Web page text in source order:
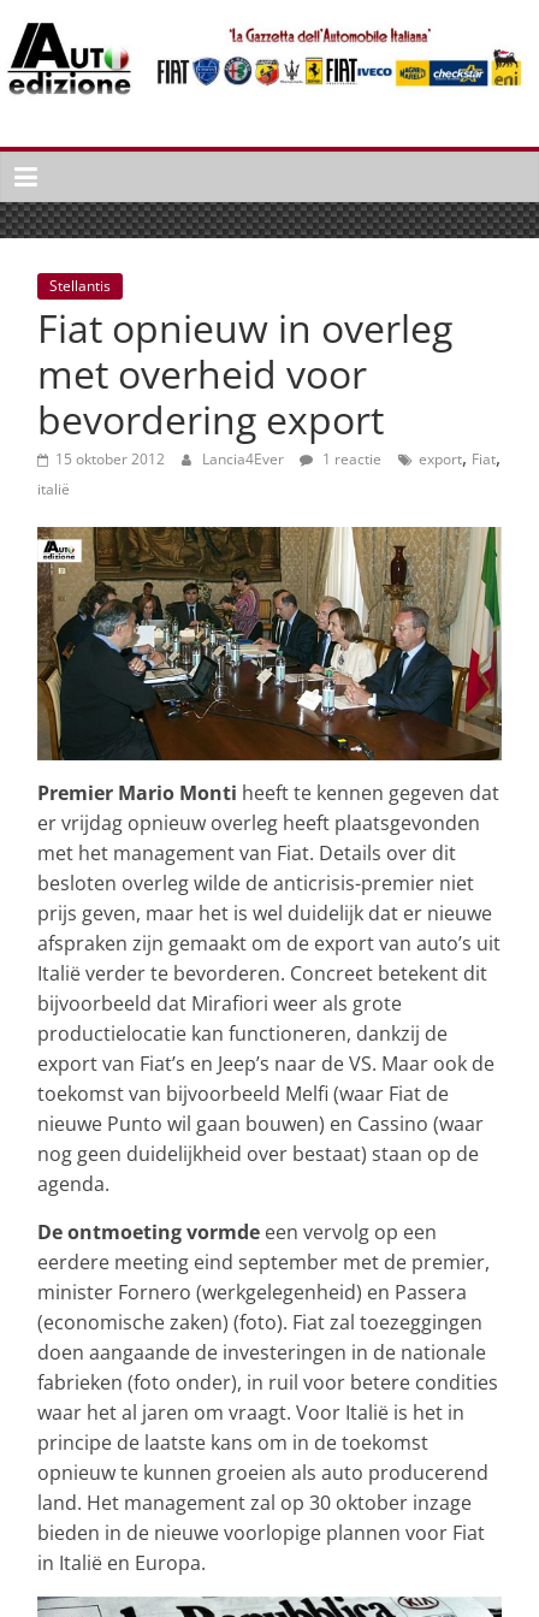
naar
inhoud
Auto
Edizione
La
Gazetta
dell'Automobile
Italiana
autonieuws
lifestyle
Stellantis
Fiat opnieuw in overleg
met overheid voor
bevordering export
15 oktober 2012 Lancia4Ever 1 reactie export, Fiat,
italië
Premier Mario Monti heeft te kennen gegeven dat
er vrijdag opnieuw overleg heeft plaatsgevonden
met het management van Fiat. Details over dit
besloten overleg wilde de anticrisis-premier niet
prijs geven, maar het is wel duidelijk dat er nieuwe
afspraken zijn gemaakt om de export van auto’s uit
Italië verder te bevorderen. Concreet betekent dit
bijvoorbeeld dat Mirafiori weer als grote
productielocatie kan functioneren, dankzij de
export van Fiat’s en Jeep’s naar de VS. Maar ook de
toekomst van bijvoorbeeld Melfi (waar Fiat de
nieuwe Punto wil gaan bouwen) en Cassino (waar
nog geen duidelijkheid over bestaat) staan op de
agenda.
De ontmoeting vormde een vervolg op een
eerdere meeting eind september met de premier,
minister Fornero (werkgelegenheid) en Passera
(economische zaken) (foto). Fiat zal toezeggingen
doen aangaande de investeringen in de nationale
fabrieken (foto onder), in ruil voor betere condities
waar het al jaren om vraagt. Voor Italië is het in
principe de laatste kans om in de toekomst
opnieuw te kunnen groeien als auto producerend
land. Het management zal op 30 oktober inzage
bieden in de nieuwe voorlopige plannen voor Fiat
in Italië en Europa.